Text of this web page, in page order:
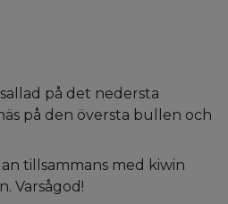
på det nedersta
på den översta bullen och
tillsammans med kiwin
Varsågod!